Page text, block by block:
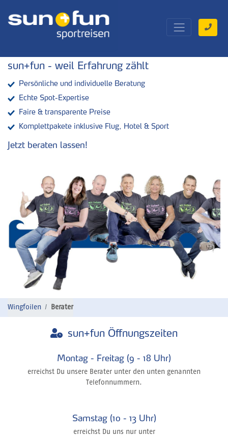
sun+fun - weil Erfahrung zählt
Persönliche und individuelle Beratung
Echte Spot-Expertise
Faire & transparente Preise
Komplettpakete inklusive Flug, Hotel & Sport
Jetzt beraten lassen!
Wingfoilen Berater
sun+fun Öffnungszeiten
Montag - Freitag (9 - 18 Uhr)
erreichst Du unsere Berater unter den unten genannten
Telefonnummern.
Samstag (10 - 13 Uhr)
erreichst Du uns nur unter